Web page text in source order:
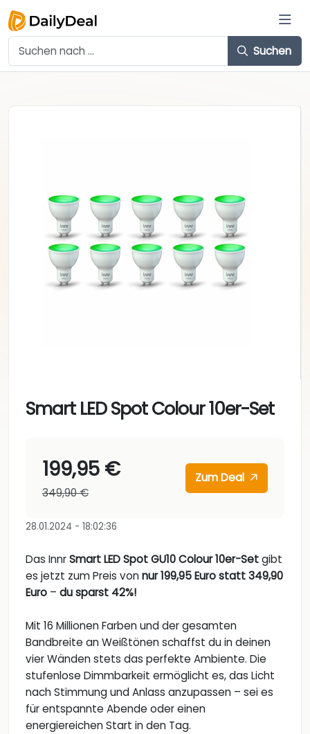
Suchen
Smart LED Spot Colour 10er-Set
199,95 €
349,90 €
Zum Deal
28.01.2024 - 18:02:36
Das InnrSmart LED Spot GU10 Colour 10er-Setgibt
es jetzt zum Preis vonnur 199,95 Euro statt 349,90
Euro – du sparst 42%!
Mit 16 Millionen Farben und der gesamten
Bandbreite an Weißtönen schaffst du in deinen
vier Wänden stets das perfekte Ambiente. Die
stufenlose Dimmbarkeit ermöglicht es, das Licht
nach Stimmung und Anlass anzupassen – sei es
für entspannte Abende oder einen
energiereichen Start in den Tag.